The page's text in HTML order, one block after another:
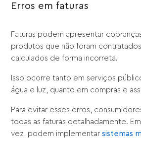
Erros em faturas
Faturas podem apresentar
produtos que não foram
calculados de forma incorreta.
Isso ocorre tanto em serviços
água e luz, quanto em compras e
Para evitar esses erros,
todas as faturas detalhadamente.
vez, podem implementarsistemas